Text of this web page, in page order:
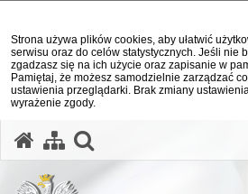
Strona używa plików cookies, aby ułatwić
serwisu oraz do celów statystycznych. Jeśli nie
zgadzasz się na ich użycie oraz zapisanie w
Pamiętaj, że możesz samodzielnie zarządzać
ustawienia przeglądarki. Brak zmiany
wyrażenie zgody.